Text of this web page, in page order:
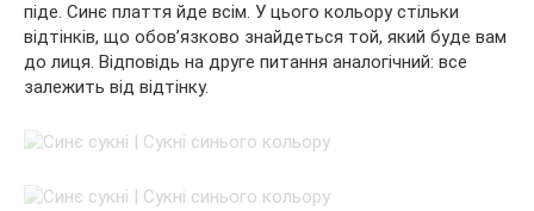
піде. Синє плаття йде всім. У цього кольору стільки
відтінків, що обов’язково знайдеться той, який буде вам
до лиця. Відповідь на друге питання аналогічний: все
залежить від відтінку.